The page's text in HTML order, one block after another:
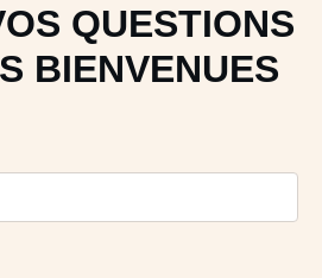
QUESTIONS
BIENVENUES